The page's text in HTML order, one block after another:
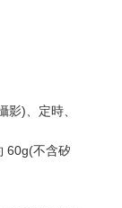
影)、定時、
60g(不含矽